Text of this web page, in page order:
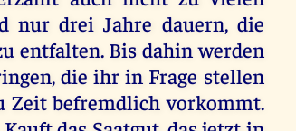
nur drei Jahre dauern, die
entfalten. Bis dahin werden
die ihr in Frage stellen
Zeit befremdlich vorkommt.